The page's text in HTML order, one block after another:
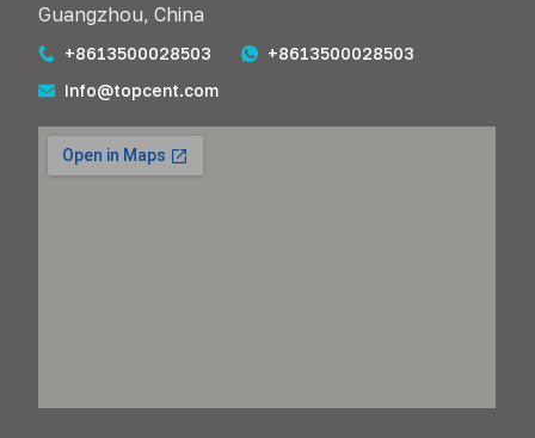
Guangzhou, China
+8613500028503
+8613500028503
info@topcent.com